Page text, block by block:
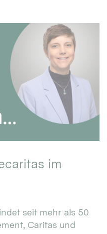
im
seit mehr als 50
Caritas und